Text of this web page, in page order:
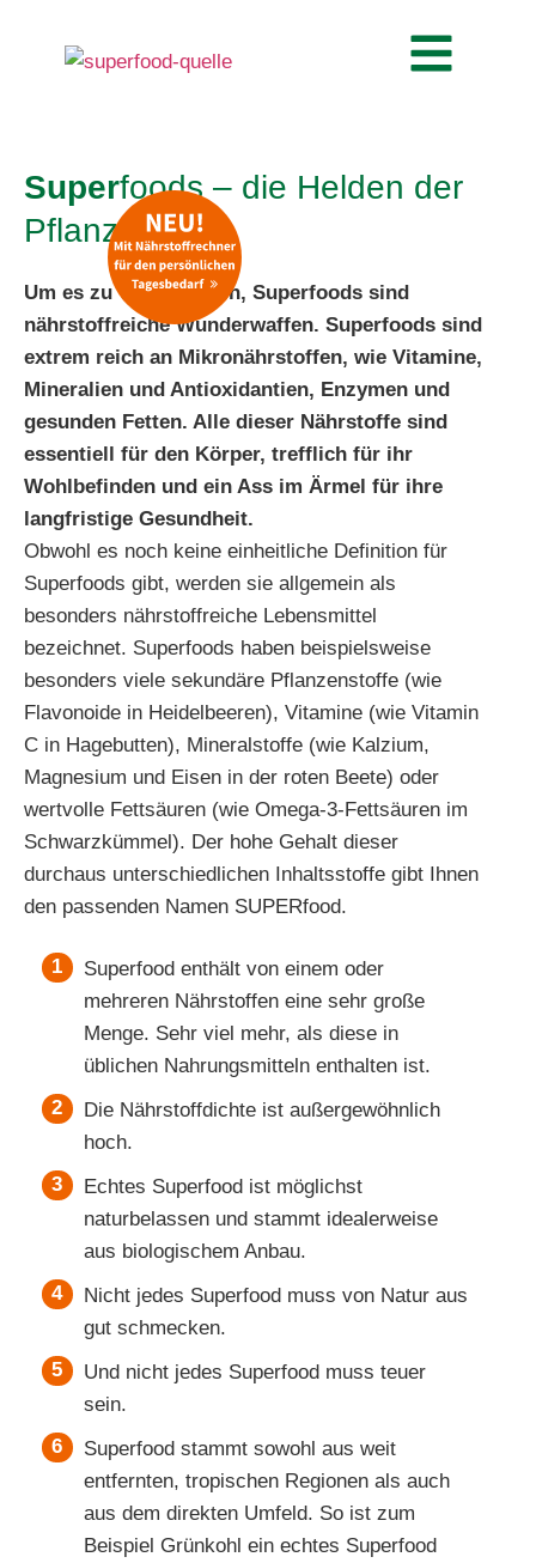
Superfoods – die Helden der
Pflanzenwelt.
Um es zu vereinfachen, Superfoods sind
nährstoffreiche Wunderwaffen. Superfoods sind
extrem reich an Mikronährstoffen, wie Vitamine,
Mineralien und Antioxidantien, Enzymen und
gesunden Fetten. Alle dieser Nährstoffe sind
essentiell für den Körper, trefflich für ihr
Wohlbefinden und ein Ass im Ärmel für ihre
langfristige Gesundheit.
Obwohl es noch keine einheitliche Definition für
Superfoods gibt, werden sie allgemein als
besonders nährstoffreiche Lebensmittel
bezeichnet. Superfoods haben beispielsweise
besonders viele sekundäre Pflanzenstoffe (wie
Flavonoide in Heidelbeeren), Vitamine (wie Vitamin
C in Hagebutten), Mineralstoffe (wie Kalzium,
Magnesium und Eisen in der roten Beete) oder
wertvolle Fettsäuren (wie Omega-3-Fettsäuren im
Schwarzkümmel). Der hohe Gehalt dieser
durchaus unterschiedlichen Inhaltsstoffe gibt Ihnen
den passenden Namen SUPERfood.
Superfood enthält von einem oder
mehreren Nährstoffen eine sehr große
Menge. Sehr viel mehr, als diese in
üblichen Nahrungsmitteln enthalten ist.
Die Nährstoffdichte ist außergewöhnlich
hoch.
Echtes Superfood ist möglichst
naturbelassen und stammt idealerweise
aus biologischem Anbau.
Nicht jedes Superfood muss von Natur aus
gut schmecken.
Und nicht jedes Superfood muss teuer
sein.
Superfood stammt sowohl aus weit
entfernten, tropischen Regionen als auch
aus dem direkten Umfeld. So ist zum
Beispiel Grünkohl ein echtes Superfood